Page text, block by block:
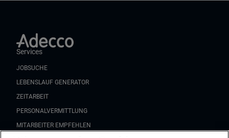
Services
JOBSUCHE
LEBENSLAUF GENERATOR
ZEITARBEIT
PERSONALVERMITTLUNG
MITARBEITER EMPFEHLEN